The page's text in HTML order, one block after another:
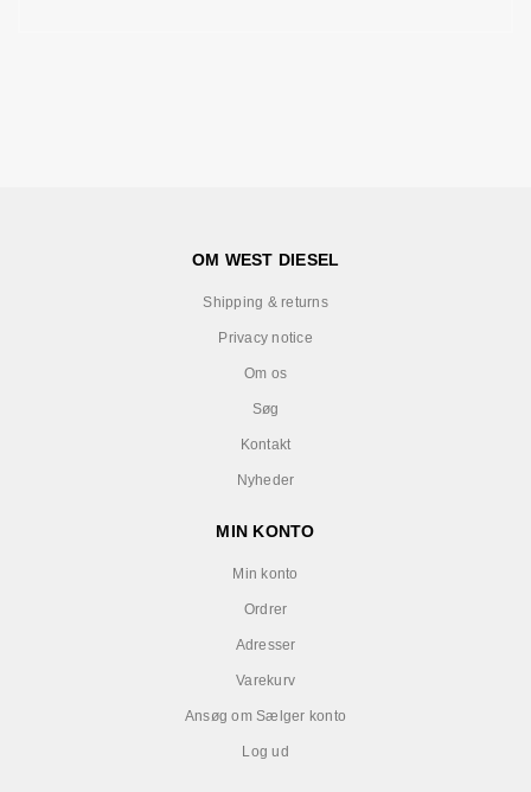
OM WEST DIESEL
Shipping & returns
Privacy notice
Om os
Søg
Kontakt
Nyheder
MIN KONTO
Min konto
Ordrer
Adresser
Varekurv
Ansøg om Sælger konto
Log ud